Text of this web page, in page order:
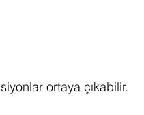
ortaya çıkabilir.